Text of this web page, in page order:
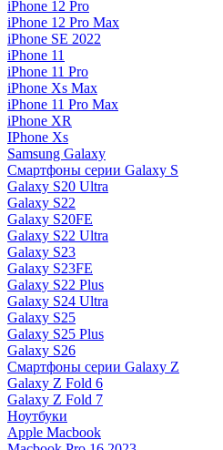
iPhone 12 Pro
iPhone 12 Pro Max
iPhone SE 2022
iPhone 11
iPhone 11 Pro
iPhone Xs Max
iPhone 11 Pro Max
iPhone XR
IPhone Xs
Samsung Galaxy
Смартфоны серии Galaxy S
Galaxy S20 Ultra
Galaxy S22
Galaxy S20FE
Galaxy S22 Ultra
Galaxy S23
Galaxy S23FE
Galaxy S22 Plus
Galaxy S24 Ultra
Galaxy S25
Galaxy S25 Plus
Galaxy S26
Смартфоны серии Galaxy Z
Galaxy Z Fold 6
Galaxy Z Fold 7
Ноутбуки
Apple Macbook